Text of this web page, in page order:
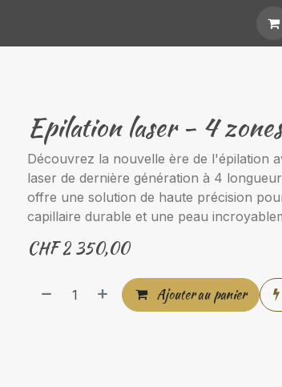
Epilation laser - 4
Découvrez la nouvelle ère de l'épilation
laser de dernière génération à 4
offre une solution de haute précision
capillaire durable et une peau
CHF2 350,00
Ajouter au panier